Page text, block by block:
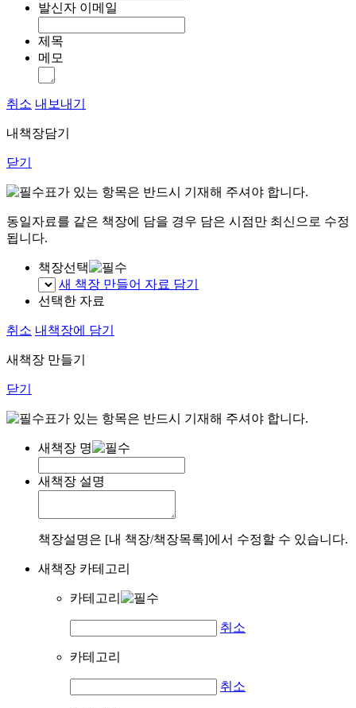
발신자 이메일
제목
메모
취소 내보내기
내책장담기
닫기
표가 있는 항목은 반드시 기재해 주셔야 합니다.
동일자료를 같은 책장에 담을 경우 담은 시점만 최신으로 수정
됩니다.
책장선택
새 책장 만들어 자료 담기
선택한 자료
취소 내책장에 담기
새책장 만들기
닫기
표가 있는 항목은 반드시 기재해 주셔야 합니다.
새책장 명
새책장 설명
책장설명은 [내 책장/책장목록]에서 수정할 수 있습니다.
새책장 카테고리
카테고리
취소
카테고리
취소